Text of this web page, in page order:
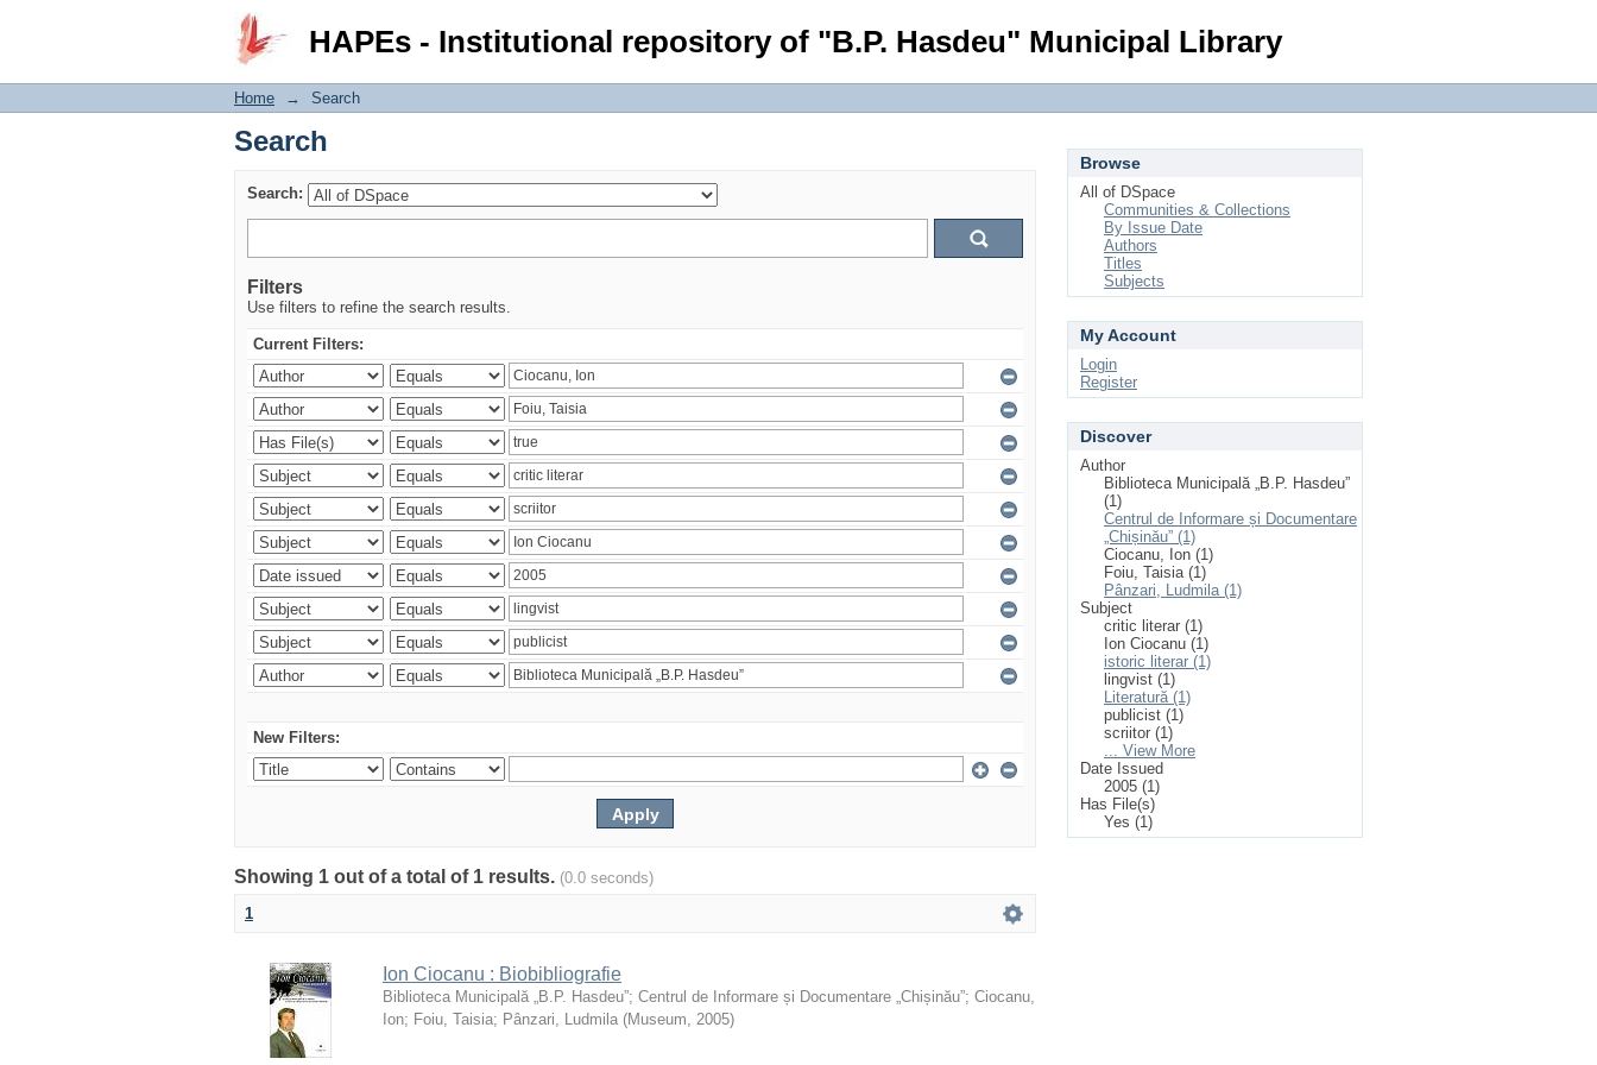
HAPEs - Institutional repository of "B.P. Hasdeu" Municipal Library
Search
Home → Search
Search
Search:
Filters
Use filters to refine the search results.
Current Filters:
New Filters:
Showing 1 out of a total of 1 results. (0.0 seconds)
1
Ion Ciocanu : Biobibliografie
Biblioteca Municipală „B.P. Hasdeu”; Centrul de Informare și Documentare „Chișinău”; Ciocanu,
Ion; Foiu, Taisia; Pânzari, Ludmila (Museum, 2005)
Browse
All of DSpace
Communities & Collections
By Issue Date
Authors
Titles
Subjects
My Account
Login
Register
Discover
Author
Biblioteca Municipală „B.P. Hasdeu”
(1)
Centrul de Informare și Documentare
„Chișinău” (1)
Ciocanu, Ion (1)
Foiu, Taisia (1)
Pânzari, Ludmila (1)
Subject
critic literar (1)
Ion Ciocanu (1)
istoric literar (1)
lingvist (1)
Literatură (1)
publicist (1)
scriitor (1)
... View More
Date Issued
2005 (1)
Has File(s)
Yes (1)